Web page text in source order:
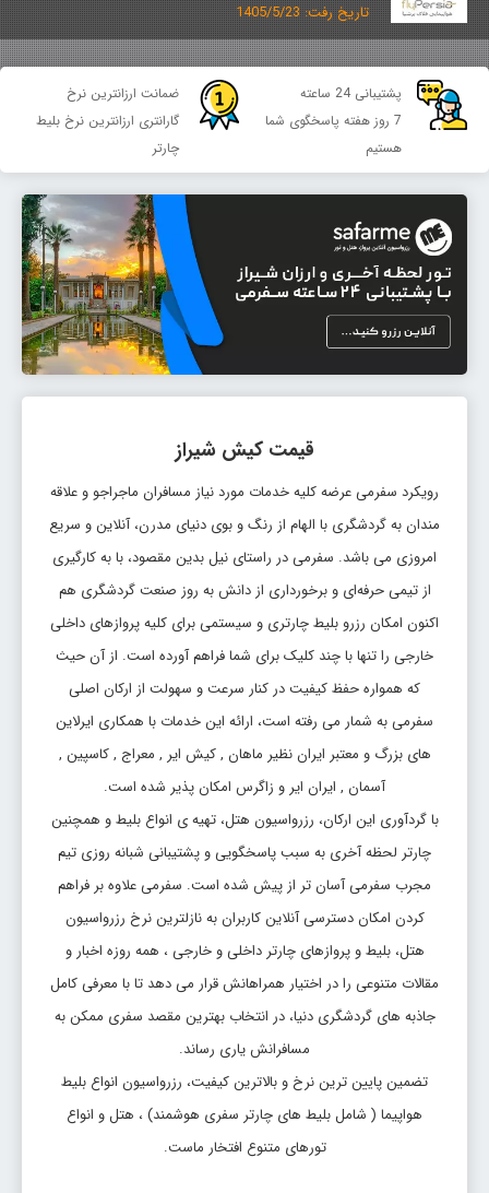
تاریخ رفت: 1405/5/23
کیش
KIH
شیراز
SYZ
قیمت:
71,003,000 ریال
بلیط کیش شیراز
تاریخ رفت: 1405/5/23
کیش
شیراز
SYZ
71,003,000 ریال
پشتیبانی 24 ساعته
7 روز هفته پاسخگوی شما
هستیم
ضمانت ارزانترین نرخ
گارانتری ارزانترین نرخ بلیط
چارتر
قیمت کیش شیراز
رویکرد سفرمی عرضه کلیه خدمات مورد نیاز مسافران ماجراجو و علاقه
مندان به گردشگری با الهام از رنگ و بوی دنیای مدرن، آنلاین و سریع
امروزی می باشد. سفرمی در راستای نیل بدین مقصود، با به کارگیری
از تیمی حرفه‌ای و برخورداری از دانش به روز صنعت گردشگری هم
اکنون امکان رزرو بلیط چارتری و سیستمی برای کلیه پروازهای داخلی
خارجی را تنها با چند کلیک برای شما فراهم آورده است. از آن حیث
که همواره حفظ کیفیت در کنار سرعت و سهولت از ارکان اصلی
سفرمی به شمار می رفته است، ارائه این خدمات با همکاری ایرلاین
های بزرگ و معتبر ایران نظیر ماهان , کیش ایر , معراج , کاسپین ,
آسمان , ایران ایر و زاگرس امکان پذیر شده است.
با گردآوری این ارکان، رزرواسیون هتل، تهیه ی انواع بلیط و همچنین
چارتر لحظه آخری به سبب پاسخگویی و پشتیبانی شبانه روزی تیم
مجرب سفرمی آسان تر از پیش شده است. سفرمی علاوه بر فراهم
کردن امکان دسترسی آنلاین کاربران به نازلترین نرخ رزرواسیون
هتل، بلیط و پروازهای چارتر داخلی و خارجی ، همه روزه اخبار و
مقالات متنوعی را در اختیار همراهانش قرار می دهد تا با معرفی کامل
جاذبه های گردشگری دنیا، در انتخاب بهترین مقصد سفری ممکن به
مسافرانش یاری رساند.
تضمین پایین ترین نرخ و بالاترین کیفیت، رزرواسیون انواع بلیط
هواپیما ( شامل بلیط های چارتر سفری هوشمند) ، هتل و انواع
تورهای متنوع افتخار ماست.